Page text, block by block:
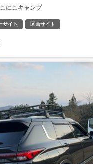
にこキャンプ
サイト 区画サイト